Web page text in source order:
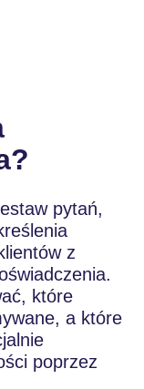
pytań,
z
które
a które
poprzez